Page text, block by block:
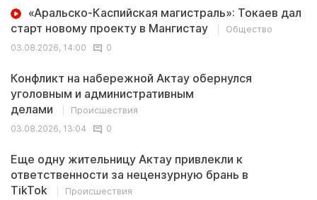
«Аральско-Каспийская магистраль»: Токаев дал
старт новому проекту в Мангистау
Общество
03.08.2026, 14:00
0
Конфликт на набережной Актау обернулся
уголовным и административным
делами
Происшествия
03.08.2026, 13:04
0
Еще одну жительницу Актау привлекли к
ответственности за нецензурную брань в
TikTok
Происшествия